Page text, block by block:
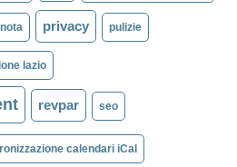
privacy pulizie
lazio
revpar seo
calendari iCal